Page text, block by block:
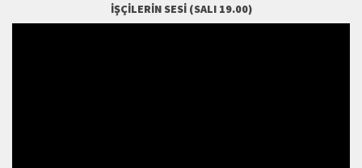
İŞÇILERIN SESI (SALI 19.00)